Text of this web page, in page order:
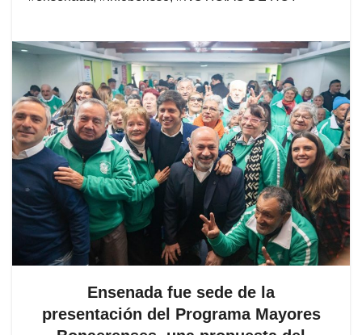
Ensenada fue sede de la
presentación del Programa Mayores